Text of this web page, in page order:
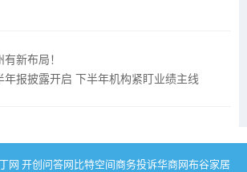
新布局！
年报披露开启 下半年机构紧盯业绩主线
网 开创问答网比特空间商务投诉华商网布谷家居